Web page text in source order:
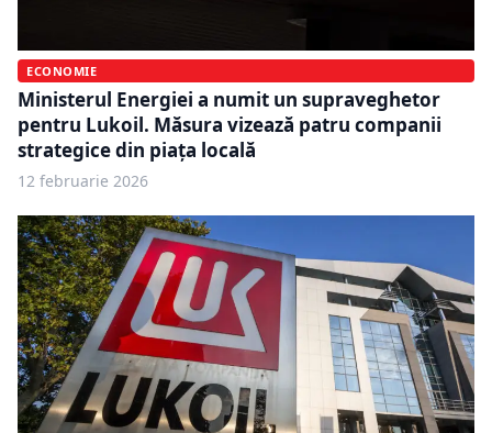
ECONOMIE
Ministerul Energiei a numit un supraveghetor
pentru Lukoil. Măsura vizează patru companii
strategice din piața locală
12 februarie 2026